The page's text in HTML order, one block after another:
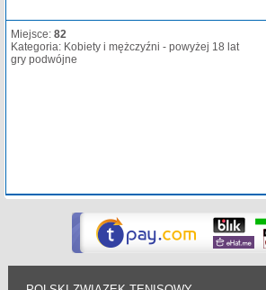
Miejsce: 82
Kategoria: Kobiety i mężczyźni - powyżej 18 lat
gry podwójne